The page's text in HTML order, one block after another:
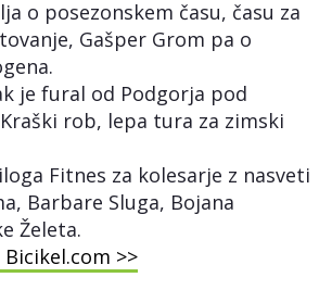
o posezonskem času, času za
Gašper Grom pa o
je fural od Podgorja pod
rob, lepa tura za zimski
Fitnes za kolesarje z nasveti
Barbare Sluga, Bojana
Želeta.
>>